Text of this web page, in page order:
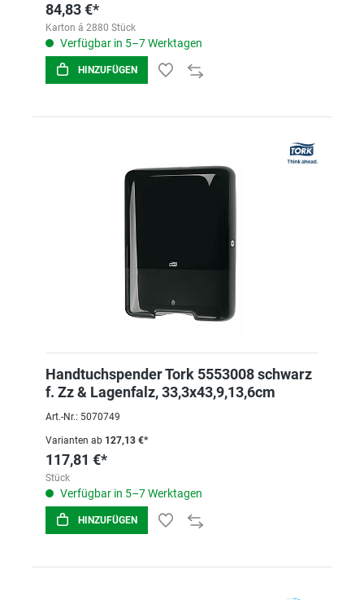
84,83 €*
Karton á 2880 Stück
Verfügbar in 5–7 Werktagen
HINZUFÜGEN
Handtuchspender Tork 5553008 schwarz
f. Zz & Lagenfalz, 33,3x43,9,13,6cm
Art.-Nr.: 5070749
Varianten ab 127,13 €*
117,81 €*
Stück
Verfügbar in 5–7 Werktagen
HINZUFÜGEN